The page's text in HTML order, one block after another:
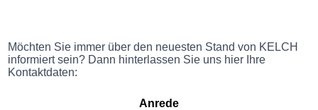
Möchten Sie immer über den neuesten Stand von KELCH
informiert sein? Dann hinterlassen Sie uns hier Ihre
Kontaktdaten:
Anrede